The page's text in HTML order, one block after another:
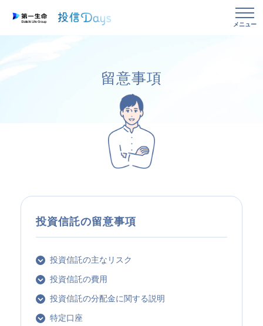
メニュー
留意事項
投資信託の留意事項
投資信託の主なリスク
投資信託の費用
投資信託の分配金に関する説明
特定口座